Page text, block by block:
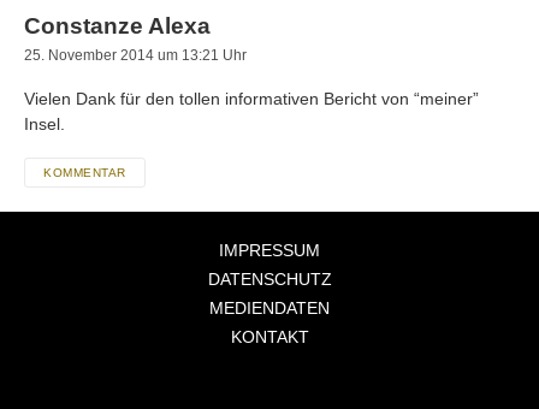
Constanze Alexa
25. November 2014 um 13:21 Uhr
Vielen Dank für den tollen informativen Bericht von “meiner”
Insel.
KOMMENTAR
IMPRESSUM
DATENSCHUTZ
MEDIENDATEN
KONTAKT